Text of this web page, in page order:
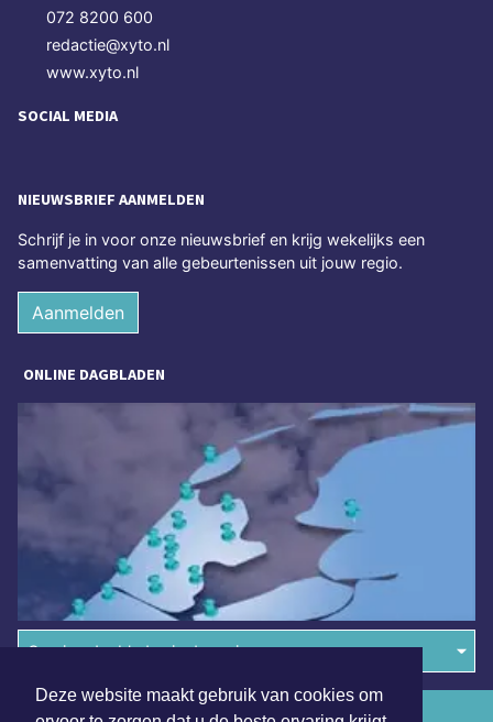
Deze website maakt gebruik van cookies om
072 8200 600
redactie@xyto.nl
www.xyto.nl
SOCIAL MEDIA
NIEUWSBRIEF AANMELDEN
Schrijf je in voor onze nieuwsbrief en krijg wekelijks een
samenvatting van alle gebeurtenissen uit jouw regio.
Aanmelden
ONLINE DAGBLADEN
Overige dagbladen in de regio
Algemene voorwaarden